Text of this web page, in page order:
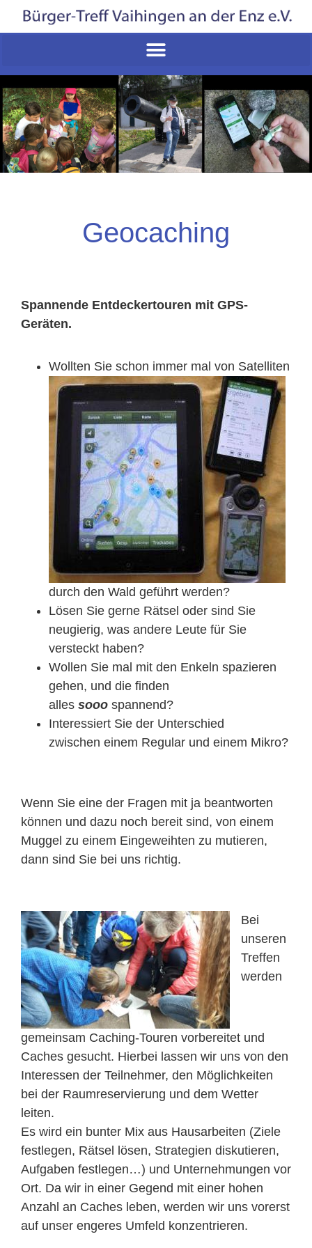
Geocaching
Spannende Entdeckertouren mit GPS-
Geräten.
Wollten Sie schon immer mal von Satelliten
durch den Wald geführt werden?
Lösen Sie gerne Rätsel oder sind Sie
neugierig, was andere Leute für Sie
versteckt haben?
Wollen Sie mal mit den Enkeln spazieren
gehen, und die finden
alles sooo spannend?
Interessiert Sie der Unterschied
zwischen einem Regular und einem Mikro?
Wenn Sie eine der Fragen mit ja beantworten
können und dazu noch bereit sind, von einem
Muggel zu einem Eingeweihten zu mutieren,
dann sind Sie bei uns richtig.
Bei
unseren
Treffen
werden
gemeinsam Caching-Touren vorbereitet und
Caches gesucht. Hierbei lassen wir uns von den
Interessen der Teilnehmer, den Möglichkeiten
bei der Raumreservierung und dem Wetter
leiten.
Es wird ein bunter Mix aus Hausarbeiten (Ziele
festlegen, Rätsel lösen, Strategien diskutieren,
Aufgaben festlegen…) und Unternehmungen vor
Ort. Da wir in einer Gegend mit einer hohen
Anzahl an Caches leben, werden wir uns vorerst
auf unser engeres Umfeld konzentrieren.